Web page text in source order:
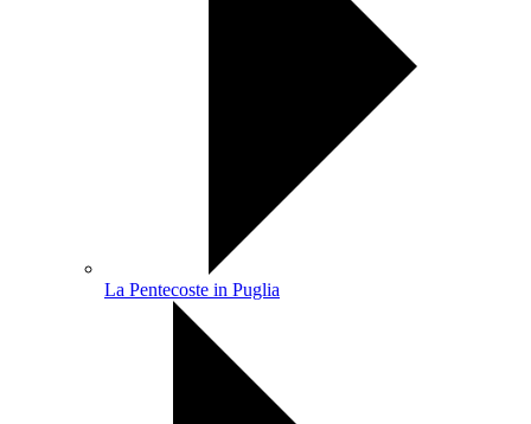
La Pentecoste in Puglia